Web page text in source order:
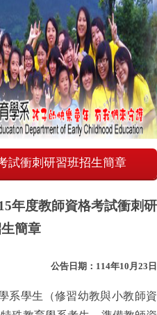
試衝刺研習班招生簡章
年度教師資格考試衝刺研
簡章
公告日期： 114年10 月23 日
系學生（修習幼教與小教師資